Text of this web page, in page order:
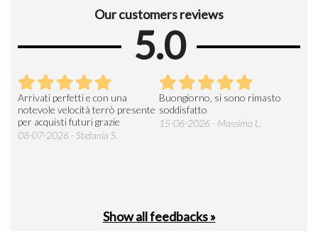
Our customers reviews
5.0
Arrivati perfetti e con una
notevole velocità terrò presente
per acquisti futuri grazie
08-07-2026 - Stefania S.
Buongiorno, si sono rimasto
soddisfatto
15-06-2026 - Massimo L.
Show all feedbacks »